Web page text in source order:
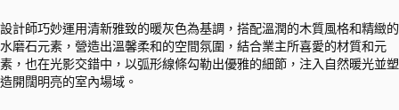
設計師巧妙運用清新雅致的暖灰色為基調，搭配溫潤的木質風格和精緻的
水磨石元素，營造出溫馨柔和的空間氛圍，結合業主所喜愛的材質和元
素，也在光影交錯中，以弧形線條勾勒出優雅的細節，注入自然暖光並塑
造開闊明亮的室內場域。